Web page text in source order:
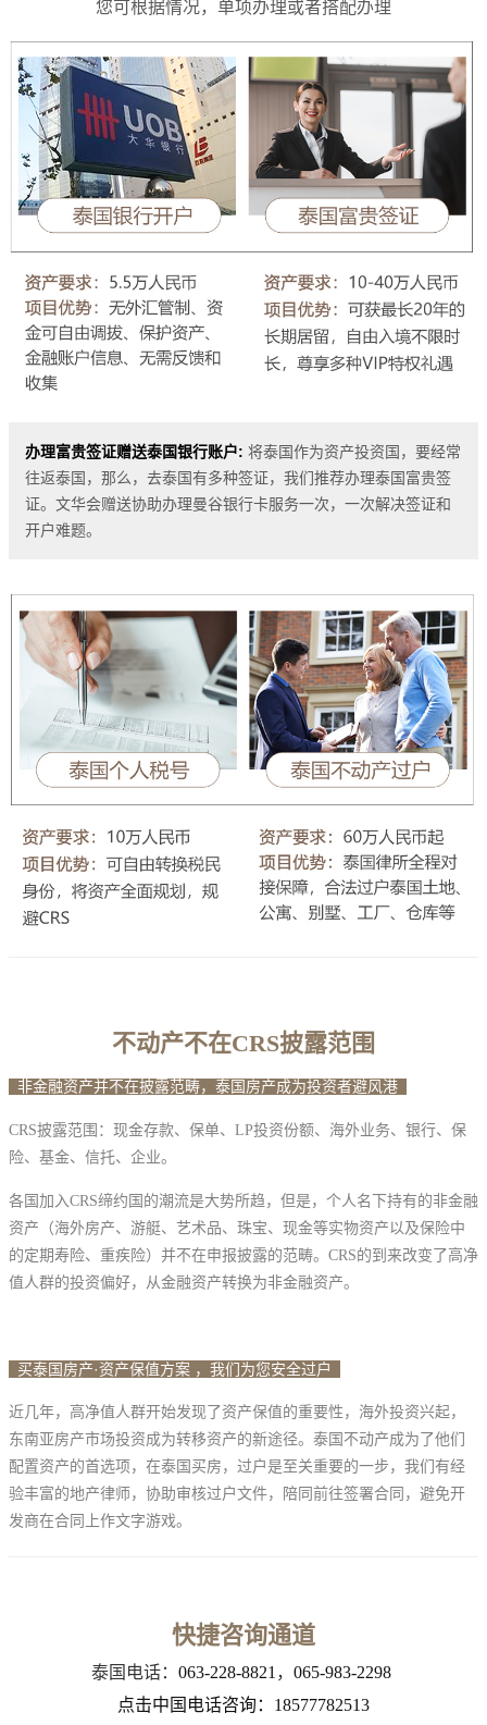
您可根据情况，单项办理或者搭配办理
办理富贵签证赠送泰国银行账户: 将泰国作为资产投资国，要经常
往返泰国，那么，去泰国有多种签证，我们推荐办理泰国富贵签
证。文华会赠送协助办理曼谷银行卡服务一次，一次解决签证和
开户难题。
不动产不在CRS披露范围
非金融资产并不在披露范畴，泰国房产成为投资者避风港
CRS披露范围：现金存款、保单、LP投资份额、海外业务、银行、保
险、基金、信托、企业。
各国加入CRS缔约国的潮流是大势所趋，但是，个人名下持有的非金融
资产（海外房产、游艇、艺术品、珠宝、现金等实物资产以及保险中
的定期寿险、重疾险）并不在申报披露的范畴。CRS的到来改变了高净
值人群的投资偏好，从金融资产转换为非金融资产。
买泰国房产·资产保值方案 ，我们为您安全过户
近几年，高净值人群开始发现了资产保值的重要性，海外投资兴起，
东南亚房产市场投资成为转移资产的新途径。泰国不动产成为了他们
配置资产的首选项，在泰国买房，过户是至关重要的一步，我们有经
验丰富的地产律师，协助审核过户文件，陪同前往签署合同，避免开
发商在合同上作文字游戏。
快捷咨询通道
泰国电话： 063-228-8821 ， 065-983-2298
点击中国电话咨询：18577782513